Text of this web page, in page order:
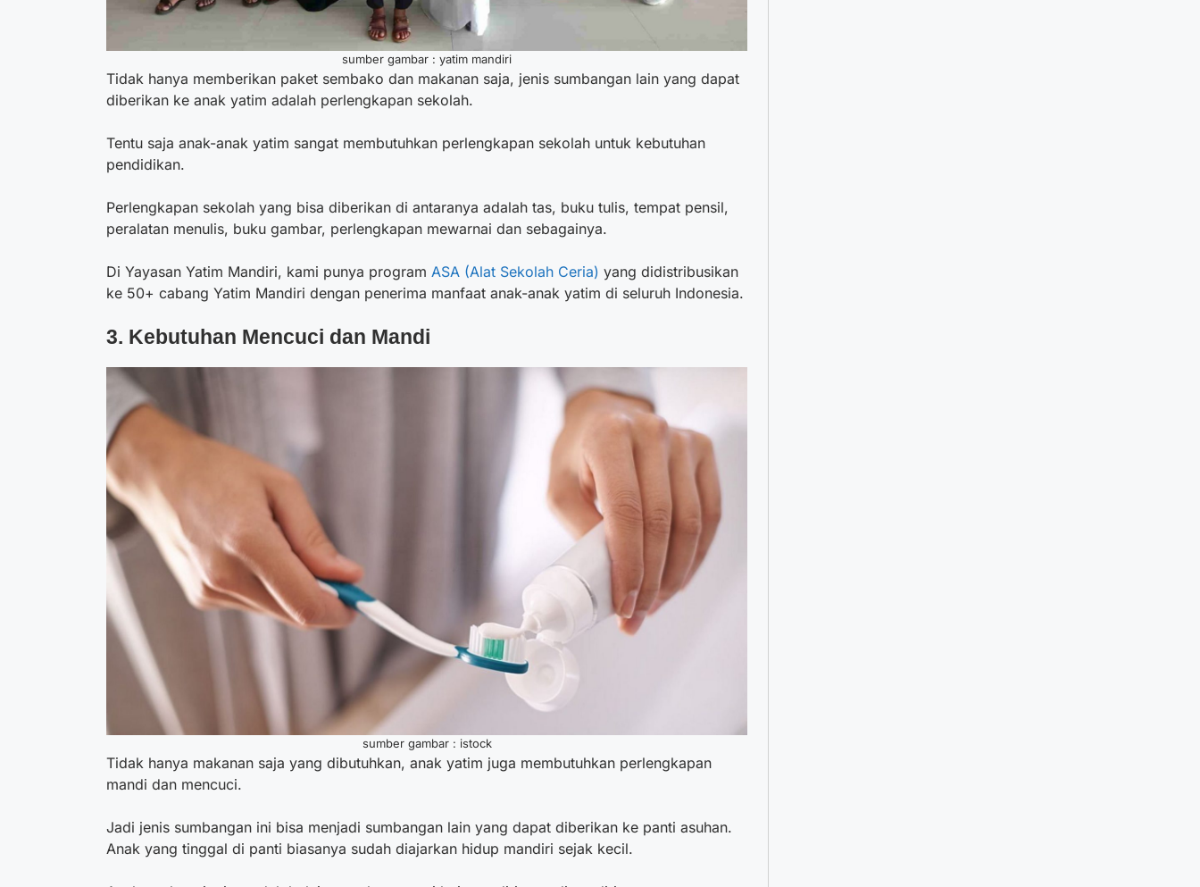
sumber gambar : yatim mandiri
Tidak hanya memberikan paket sembako dan makanan saja, jenis sumbangan lain yang dapat
diberikan ke anak yatim adalah perlengkapan sekolah.
Tentu saja anak-anak yatim sangat membutuhkan perlengkapan sekolah untuk kebutuhan
pendidikan.
Perlengkapan sekolah yang bisa diberikan di antaranya adalah tas, buku tulis, tempat pensil,
peralatan menulis, buku gambar, perlengkapan mewarnai dan sebagainya.
Di Yayasan Yatim Mandiri, kami punya program ASA (Alat Sekolah Ceria) yang didistribusikan
ke 50+ cabang Yatim Mandiri dengan penerima manfaat anak-anak yatim di seluruh Indonesia.
3. Kebutuhan Mencuci dan Mandi
sumber gambar : istock
Tidak hanya makanan saja yang dibutuhkan, anak yatim juga membutuhkan perlengkapan
mandi dan mencuci.
Jadi jenis sumbangan ini bisa menjadi sumbangan lain yang dapat diberikan ke panti asuhan.
Anak yang tinggal di panti biasanya sudah diajarkan hidup mandiri sejak kecil.